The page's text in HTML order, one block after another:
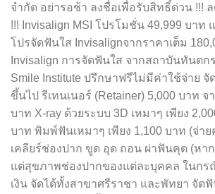
จำกัด อย่ารอช้า ลงชื่อเพื่อรับสิทธิ์ด่วน !!!
!!! Invisalign MSI โปรโมชั่น 49,999 บาท
โปรจัดฟันใส Invisalignจากราคาเต็ม
Invisalign การจัดฟันใส จากสถาบันทันตก
Smile Institute ปรึกษาฟรีไม่มีค่าใช้จ่าย จั
ขึ้นไป รีเทนเนอร์ (Retainer) 5,000 บาท จ
บาท X-ray ด้วยระบบ 3D เหมาๆ เพียง
บาท พิมพ์ฟันเหมาๆ เพียง 1,100 บาท (จ่าย
เคลียร์ช่องปาก ขูด อุด ถอน ผ่าฟันคุด (หา
แต่สุขภาพช่องปากของแต่ละบุคคล ในก
เงิน จัดได้ทั้งสาขาศรีราชา และพัทยา จัด